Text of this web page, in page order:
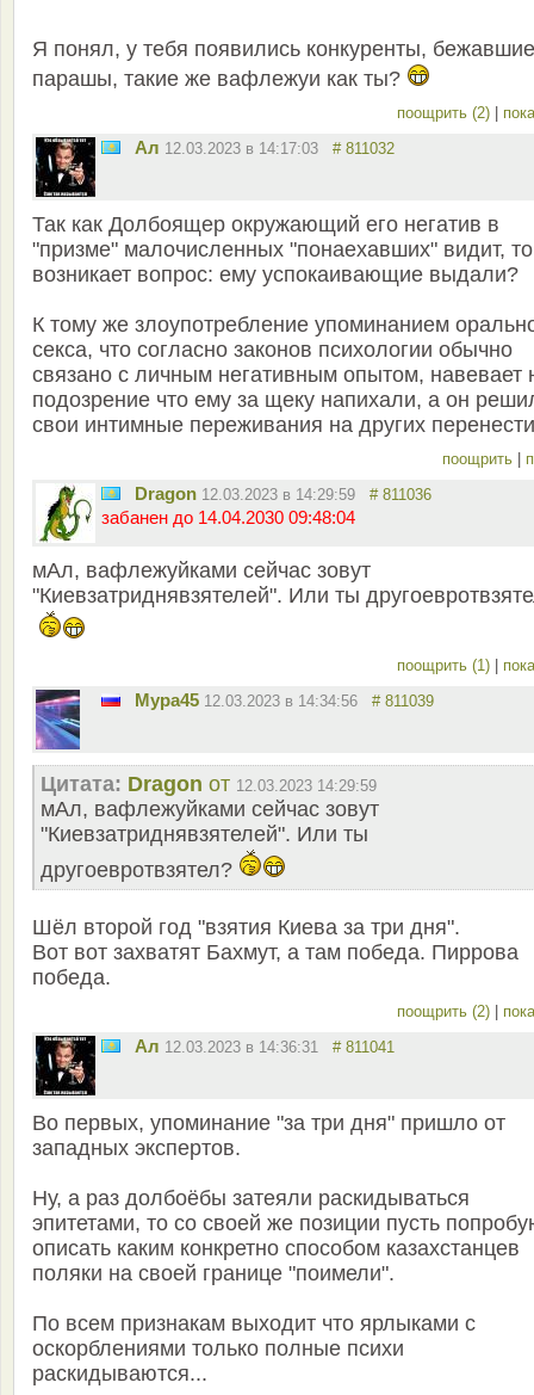
Я понял, у тебя появились конкуренты,
парашы, такие же вафлежуи как ты?
поощрить (2) |
Ал 12.03.2023 в 14:17:03 # 811032
Так как Долбоящер окружающий его негатив в
"призме" малочисленных "понаехавших" видит, то
возникает вопрос: ему успокаивающие выдали?
К тому же злоупотребление упоминанием
секса, что согласно законов психологии обычно
связано с личным негативным опытом, навевает
подозрение что ему за щеку напихали, а он
свои интимные переживания на других
поощрить |
Dragon 12.03.2023 в 14:29:59 # 811036
забанен до 14.04.2030 09:48:04
мАл, вафлежуйками сейчас зовут
"Киевзатриднявзятелей". Или ты
поощрить (1) |
Мура45 12.03.2023 в 14:34:56 # 811039
Цитата: Dragon от 12.03.2023 14:29:59
мАл, вафлежуйками сейчас зовут
"Киевзатриднявзятелей". Или ты
другоевротвзятел?
Шёл второй год "взятия Киева за три дня".
Вот вот захватят Бахмут, а там победа. Пиррова
победа.
поощрить (2) |
Ал 12.03.2023 в 14:36:31 # 811041
Во первых, упоминание "за три дня" пришло от
западных экспертов.
Ну, а раз долбоёбы затеяли раскидываться
эпитетами, то со своей же позиции пусть
описать каким конкретно способом казахстанцев
поляки на своей границе "поимели".
По всем признакам выходит что ярлыками с
оскорблениями только полные психи
раскидываются...